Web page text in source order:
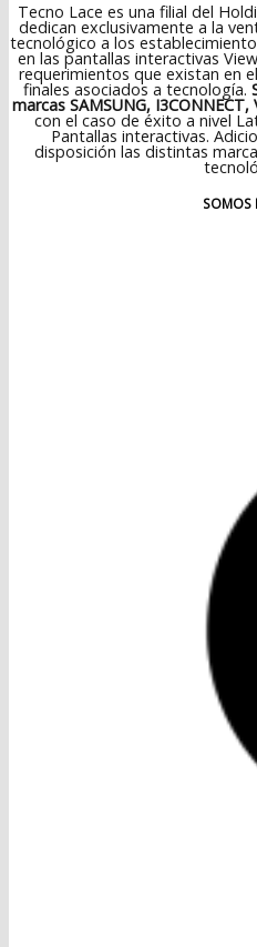
Tecno Lace es una filial del
dedican exclusivamente a la
tecnológico a los
en las pantallas interactivas
requerimientos que existan en
finales asociados a tecnología.
marcas SAMSUNG, I3CONNECT,
con el caso de éxito a nivel
Pantallas interactivas.
disposición las distintas
SOMOS